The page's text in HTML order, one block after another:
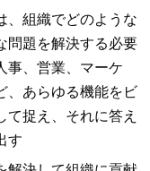
、組織でどのような
問題を解決する必要
事、営業、マーケ
、あらゆる機能をビ
捉え、それに答え
す